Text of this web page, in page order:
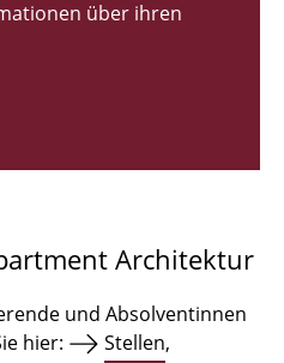
über ihren
Architektur
und Absolventinnen
hier:
Stellen,